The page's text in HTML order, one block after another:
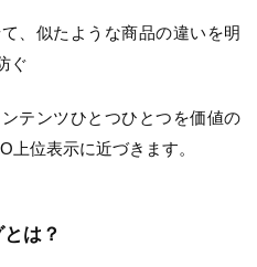
、似たような商品の違いを明
ぐ
テンツひとつひとつを価値の
上位表示に近づきます。
は？